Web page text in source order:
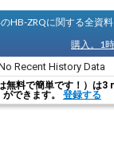
HB-ZRQに関する全資
購入。1
Recent History Data
無料で簡単です！）は3
ができます。 登録する